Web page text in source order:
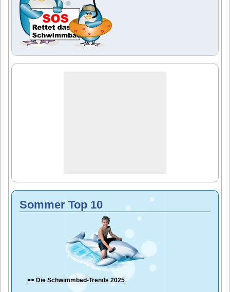
Sommer Top 10
>> DieSchwimmbad-Trends 2025